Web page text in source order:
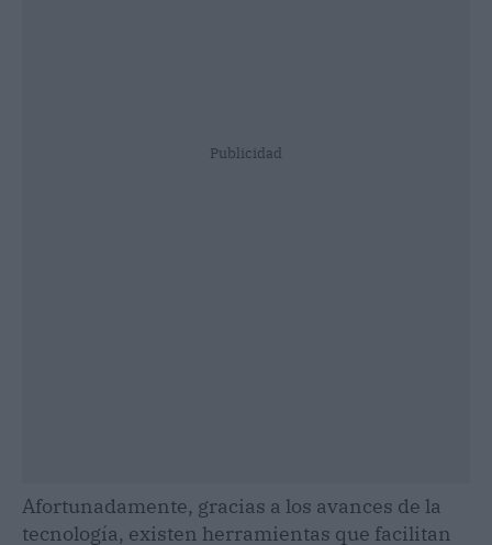
Publicidad
Afortunadamente, gracias a los avances de la
tecnología, existen herramientas que facilitan